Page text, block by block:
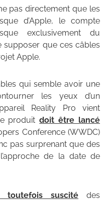
pas directement que les
d’Apple, le compte
exclusivement du
supposer que ces câbles
Apple.
qui semble avoir une
les yeux d’un
Reality Pro vient
produitdoit être lancé
Conference (WWDC)
pas surprenant que des
de la date de
toutefois suscité des